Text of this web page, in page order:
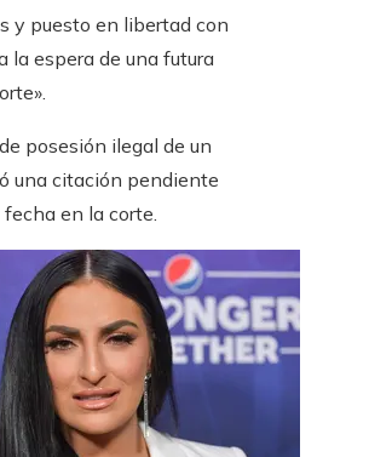
y puesto en libertad con
la espera de una futura
posesión ilegal de un
una citación pendiente
en la corte.